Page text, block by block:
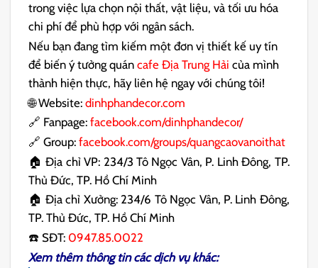
trong việc lựa chọn nội thất, vật liệu, và tối ưu hóa
chi phí để phù hợp với ngân sách.
Nếu bạn đang tìm kiếm một đơn vị thiết kế uy tín
để biến ý tưởng quáncafe Địa Trung Hải của mình
thành hiện thực, hãy liên hệ ngay với chúng tôi!
🌐 Website:dinhphandecor.com
🔗 Fanpage:facebook.com/dinhphandecor/
🔗 Group: facebook.com/groups/quangcaovanoithat
🏠 Địa chỉ VP: 234/3 Tô Ngọc Vân, P. Linh Đông, TP.
Thủ Đức, TP. Hồ Chí Minh
🏠 Địa chỉ Xưởng: 234/6 Tô Ngọc Vân, P. Linh Đông,
TP. Thủ Đức, TP. Hồ Chí Minh
☎️ SĐT: 0947.85.0022
Xem thêm thông tin các dịch vụ khác: